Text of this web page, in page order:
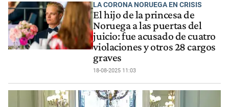
LA CORONA NORUEGA EN CRISIS
El hijo de la princesa de
Noruega a las puertas del
juicio: fue acusado de cuatro
violaciones y otros 28 cargos
graves
18-08-2025 11:03